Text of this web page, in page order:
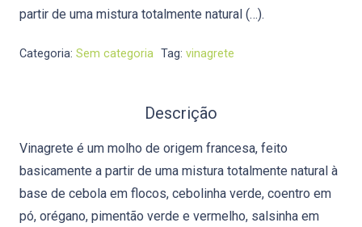
partir de uma mistura totalmente natural (…).
Categoria: Sem categoria Tag: vinagrete
Descrição
Vinagrete é um molho de origem francesa, feito
basicamente a partir de uma mistura totalmente natural à
base de cebola em flocos, cebolinha verde, coentro em
pó, orégano, pimentão verde e vermelho, salsinha em